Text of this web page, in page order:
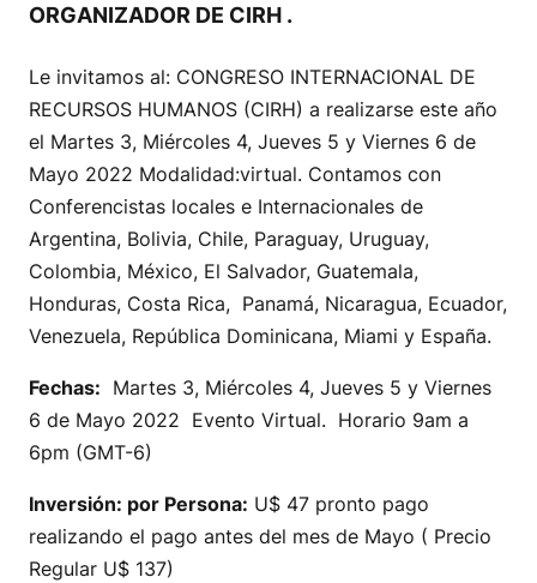
ORGANIZADOR DE CIRH .
Le invitamos al: CONGRESO INTERNACIONAL DE
RECURSOS HUMANOS (CIRH) a realizarse este año
el Martes 3, Miércoles 4, Jueves 5 y Viernes 6 de
Mayo 2022 Modalidad:virtual. Contamos con
Conferencistas locales e Internacionales de
Argentina, Bolivia, Chile, Paraguay, Uruguay,
Colombia, México, El Salvador, Guatemala,
Honduras, Costa Rica, Panamá, Nicaragua, Ecuador,
Venezuela, República Dominicana, Miami y España.
Fechas: Martes 3, Miércoles 4, Jueves 5 y Viernes
6 de Mayo 2022 Evento Virtual. Horario 9am a
6pm (GMT-6)
Inversión: por Persona: U$ 47 pronto pago
realizando el pago antes del mes de Mayo ( Precio
Regular U$ 137)